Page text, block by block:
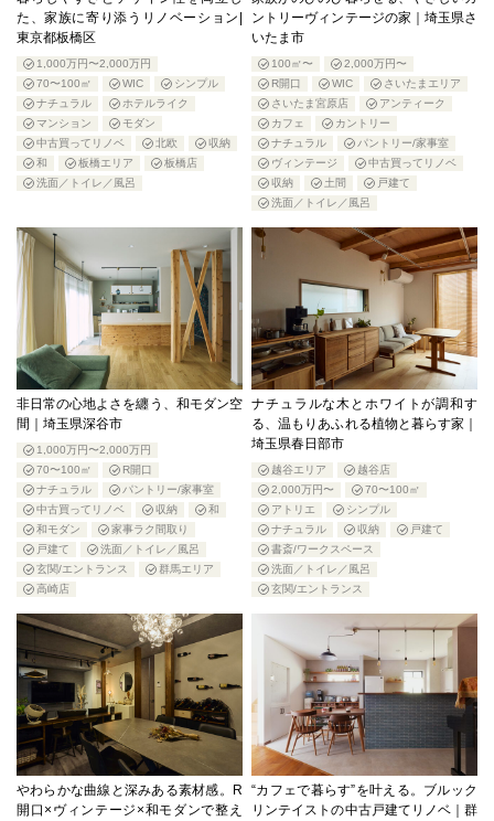
た、家族に寄り添うリノベーション|
東京都板橋区
1,000万円〜2,000万円
70〜100㎡
WIC
シンプル
ナチュラル
ホテルライク
マンション
モダン
中古買ってリノベ
北欧
収納
和
板橋エリア
板橋店
洗面／トイレ／風呂
ントリーヴィンテージの家｜埼玉県さ
いたま市
100㎡〜
2,000万円〜
R開口
WIC
さいたまエリア
さいたま宮原店
アンティーク
カフェ
カントリー
ナチュラル
パントリー/家事室
ヴィンテージ
中古買ってリノベ
収納
土間
戸建て
洗面／トイレ／風呂
非日常の心地よさを纏う、和モダン空
間｜埼玉県深谷市
1,000万円〜2,000万円
70〜100㎡
R開口
ナチュラル
パントリー/家事室
中古買ってリノベ
収納
和
和モダン
家事ラク間取り
戸建て
洗面／トイレ／風呂
玄関/エントランス
群馬エリア
高崎店
ナチュラルな木とホワイトが調和す
る、温もりあふれる植物と暮らす家｜
埼玉県春日部市
越谷エリア
越谷店
2,000万円〜
70〜100㎡
アトリエ
シンプル
ナチュラル
収納
戸建て
書斎/ワークスペース
洗面／トイレ／風呂
玄関/エントランス
やわらかな曲線と深みある素材感。R
開口×ヴィンテージ×和モダンで整え
“カフェで暮らす”を叶える。ブルック
リンテイストの中古戸建てリノベ｜群